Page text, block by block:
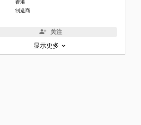
香港
制造商
关注
显示更多